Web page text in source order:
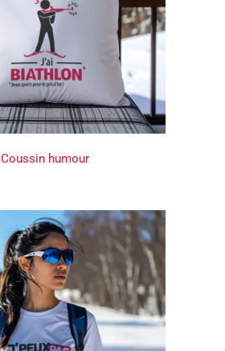
Coussin humour